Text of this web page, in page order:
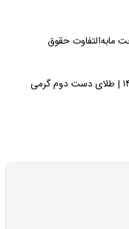
مابه‌التفاوت حقوق
قیمت طلا و سکه امروز ۱۶ مرداد ۱۴۰۵ | طلای دست دوم گرمی